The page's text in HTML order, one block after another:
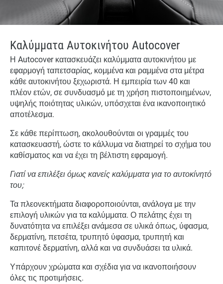
Καλύμματα Αυτοκινήτου Autocover
Η Autocover κατασκευάζει καλύμματα αυτοκινήτου με
εφαρμογή ταπετσαρίας, κομμένα και ραμμένα στα μέτρα
κάθε αυτοκινήτου ξεχωριστά. Η εμπειρία των 40 και
πλέον ετών, σε συνδυασμό με τη χρήση πιστοποιημένων,
υψηλής ποιότητας υλικών, υπόσχεται ένα ικανοποιητικό
αποτέλεσμα.
Σε κάθε περίπτωση, ακολουθούνται οι γραμμές του
κατασκευαστή, ώστε το κάλλυμα να διατηρεί το σχήμα του
καθίσματος και να έχει τη βέλτιστη εφραμογή.
Γιατί να επιλέξει όμως κανείς καλύμματα για το αυτοκίνητό
του;
Τα πλεονεκτήματα διαφοροποιούνται, ανάλογα με την
επιλογή υλικών για τα καλύμματα. Ο πελάτης έχει τη
δυνατότητα να επιλέξει ανάμεσα σε υλικά όπως, ύφασμα,
δερματίνη, πετσέτα, τρυπητό ύφασμα, τρυπητή και
καπιτονέ δερματίνη, αλλά και να συνδυάσει τα υλικά.
Υπάρχουν χρώματα και σχέδια για να ικανοποιήσουν
όλες τις προτιμήσεις.